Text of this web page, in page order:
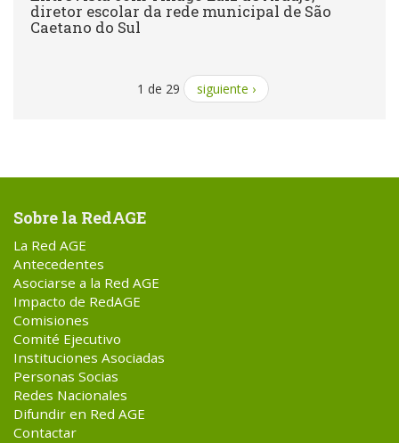
diretor escolar da rede municipal de São
Caetano do Sul
1 de 29 siguiente ›
Sobre la RedAGE
La Red AGE
Antecedentes
Asociarse a la Red AGE
Impacto de RedAGE
Comisiones
Comité Ejecutivo
Instituciones Asociadas
Personas Socias
Redes Nacionales
Difundir en Red AGE
Contactar